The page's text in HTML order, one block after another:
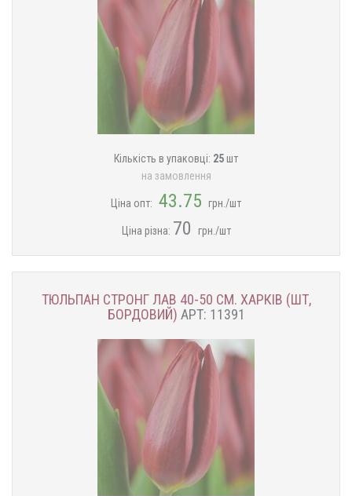
Кількість в упаковці: 25 шт
на замовлення
Ціна опт: 43.75 грн./шт
Ціна різна: 70 грн./шт
ТЮЛЬПАН СТРОНГ ЛАВ 40-50 СМ. ХАРКІВ (ШТ,
БОРДОВИЙ) АРТ: 11391